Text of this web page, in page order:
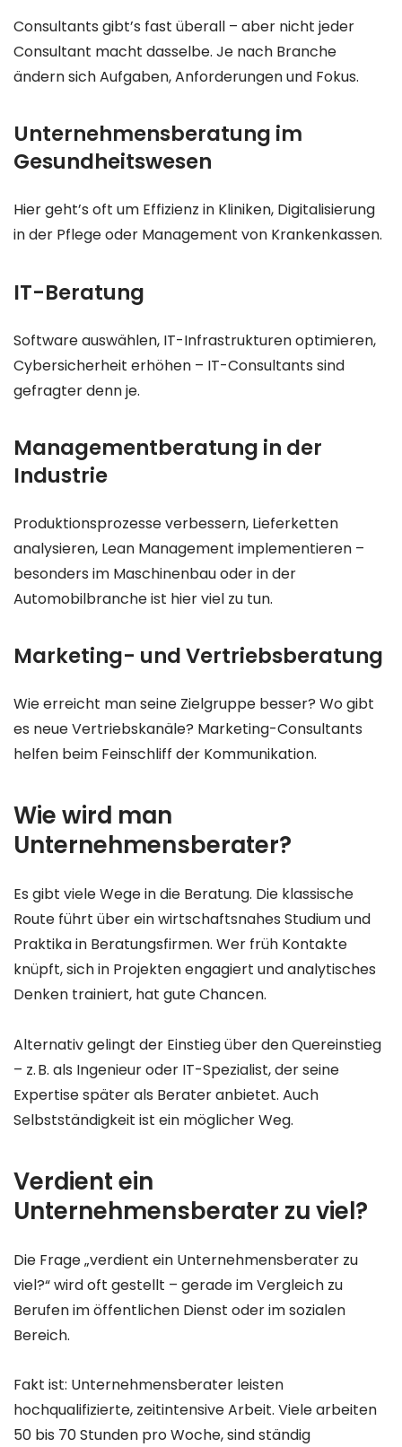
Consultants gibt’s fast überall – aber nicht jeder
Consultant macht dasselbe. Je nach Branche
ändern sich Aufgaben, Anforderungen und Fokus.
Unternehmensberatung im
Gesundheitswesen
Hier geht’s oft um Effizienz in Kliniken, Digitalisierung
in der Pflege oder Management von Krankenkassen.
IT-Beratung
Software auswählen, IT-Infrastrukturen optimieren,
Cybersicherheit erhöhen – IT-Consultants sind
gefragter denn je.
Managementberatung in der
Industrie
Produktionsprozesse verbessern, Lieferketten
analysieren, Lean Management implementieren –
besonders im Maschinenbau oder in der
Automobilbranche ist hier viel zu tun.
Marketing- und Vertriebsberatung
Wie erreicht man seine Zielgruppe besser? Wo gibt
es neue Vertriebskanäle? Marketing-Consultants
helfen beim Feinschliff der Kommunikation.
Wie wird man
Unternehmensberater?
Es gibt viele Wege in die Beratung. Die klassische
Route führt über ein wirtschaftsnahes Studium und
Praktika in Beratungsfirmen. Wer früh Kontakte
knüpft, sich in Projekten engagiert und analytisches
Denken trainiert, hat gute Chancen.
Alternativ gelingt der Einstieg über den Quereinstieg
– z. B. als Ingenieur oder IT-Spezialist, der seine
Expertise später als Berater anbietet. Auch
Selbstständigkeit ist ein möglicher Weg.
Verdient ein
Unternehmensberater zu viel?
Die Frage „verdient ein Unternehmensberater zu
viel?“ wird oft gestellt – gerade im Vergleich zu
Berufen im öffentlichen Dienst oder im sozialen
Bereich.
Fakt ist: Unternehmensberater leisten
hochqualifizierte, zeitintensive Arbeit. Viele arbeiten
50 bis 70 Stunden pro Woche, sind ständig